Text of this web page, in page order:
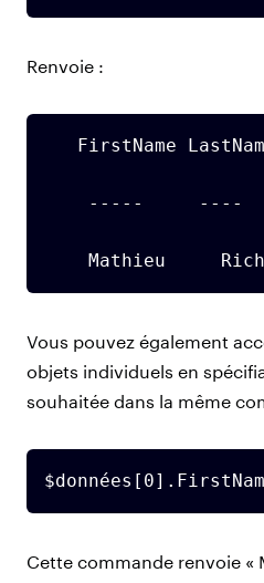
Renvoie :
FirstName
-----     ----
Mathieu
Vous pouvez également
objets individuels en
souhaitée dans la même
Cette commande renvoie «